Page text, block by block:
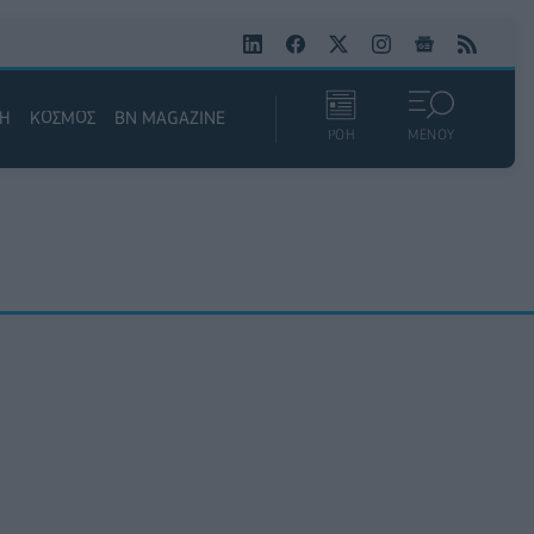
ΚΟΣΜΟΣ BN MAGAZINE
ΡΟΗ ΜΕΝΟΥ